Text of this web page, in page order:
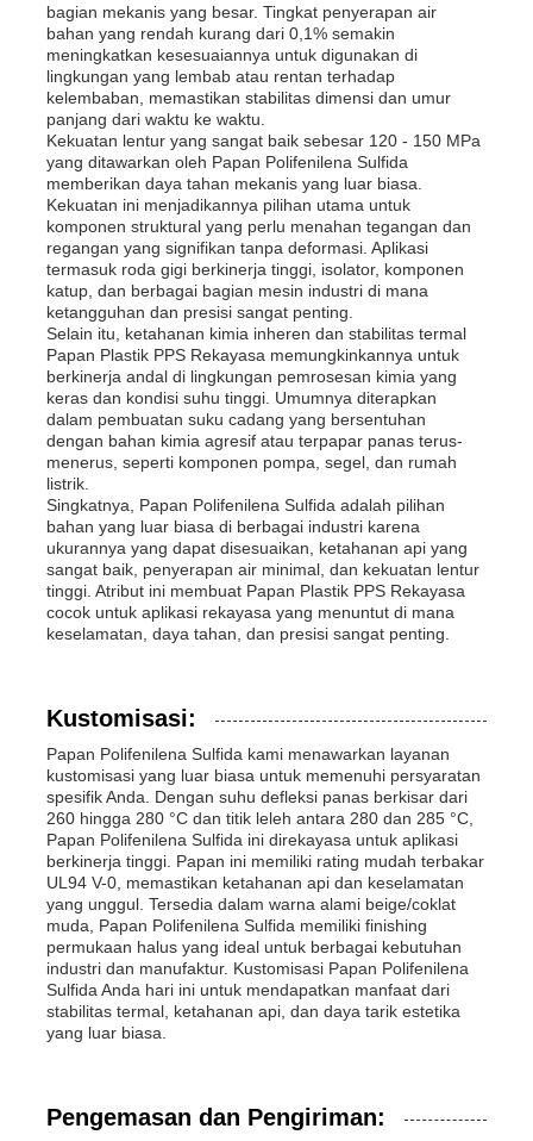
bagian mekanis yang besar. Tingkat penyerapan air
bahan yang rendah kurang dari 0,1% semakin
meningkatkan kesesuaiannya untuk digunakan di
lingkungan yang lembab atau rentan terhadap
kelembaban, memastikan stabilitas dimensi dan umur
panjang dari waktu ke waktu.
Kekuatan lentur yang sangat baik sebesar 120 - 150 MPa
yang ditawarkan oleh Papan Polifenilena Sulfida
memberikan daya tahan mekanis yang luar biasa.
Kekuatan ini menjadikannya pilihan utama untuk
komponen struktural yang perlu menahan tegangan dan
regangan yang signifikan tanpa deformasi. Aplikasi
termasuk roda gigi berkinerja tinggi, isolator, komponen
katup, dan berbagai bagian mesin industri di mana
ketangguhan dan presisi sangat penting.
Selain itu, ketahanan kimia inheren dan stabilitas termal
Papan Plastik PPS Rekayasa memungkinkannya untuk
berkinerja andal di lingkungan pemrosesan kimia yang
keras dan kondisi suhu tinggi. Umumnya diterapkan
dalam pembuatan suku cadang yang bersentuhan
dengan bahan kimia agresif atau terpapar panas terus-
menerus, seperti komponen pompa, segel, dan rumah
listrik.
Singkatnya, Papan Polifenilena Sulfida adalah pilihan
bahan yang luar biasa di berbagai industri karena
ukurannya yang dapat disesuaikan, ketahanan api yang
sangat baik, penyerapan air minimal, dan kekuatan lentur
tinggi. Atribut ini membuat Papan Plastik PPS Rekayasa
cocok untuk aplikasi rekayasa yang menuntut di mana
keselamatan, daya tahan, dan presisi sangat penting.
Kustomisasi:
Papan Polifenilena Sulfida kami menawarkan layanan
kustomisasi yang luar biasa untuk memenuhi persyaratan
spesifik Anda. Dengan suhu defleksi panas berkisar dari
260 hingga 280 °C dan titik leleh antara 280 dan 285 °C,
Papan Polifenilena Sulfida ini direkayasa untuk aplikasi
berkinerja tinggi. Papan ini memiliki rating mudah terbakar
UL94 V-0, memastikan ketahanan api dan keselamatan
yang unggul. Tersedia dalam warna alami beige/coklat
muda, Papan Polifenilena Sulfida memiliki finishing
permukaan halus yang ideal untuk berbagai kebutuhan
industri dan manufaktur. Kustomisasi Papan Polifenilena
Sulfida Anda hari ini untuk mendapatkan manfaat dari
stabilitas termal, ketahanan api, dan daya tarik estetika
yang luar biasa.
Pengemasan dan Pengiriman: